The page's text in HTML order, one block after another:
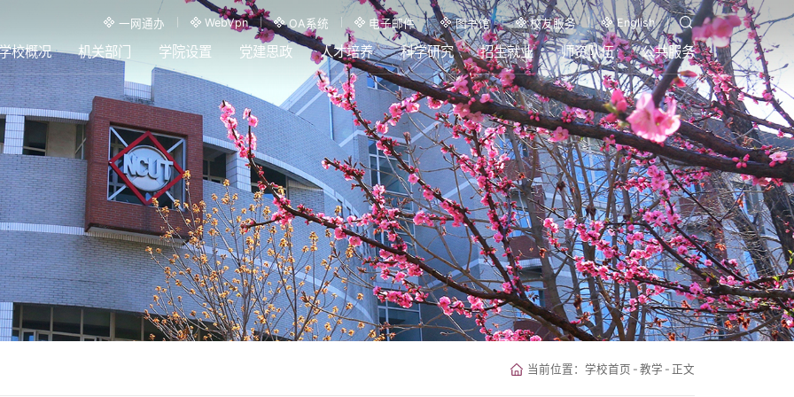
一网通办 WebVpn OA系统 电子邮件 图书馆 校友服务 English
校概况 机关部门 学院设置 党建思政 人才培养 科学研究 招生就业 师资队伍 公共服务
当前位置： 学校首页 - 教学 - 正文